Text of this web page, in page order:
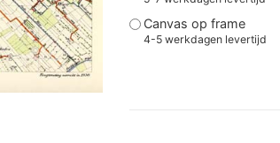
Canvas op frame
4-5 werkdagen levertijd